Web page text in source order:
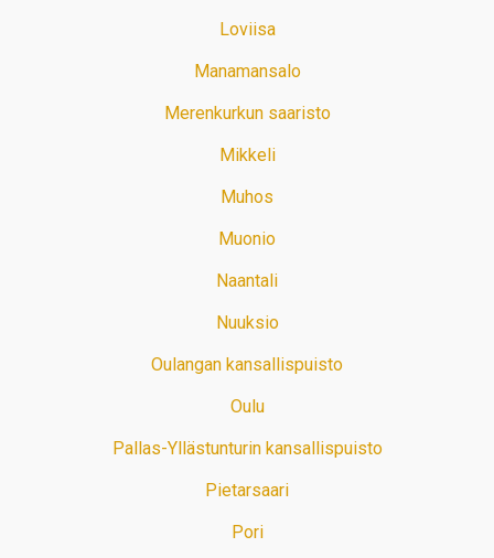
Loviisa
Manamansalo
Merenkurkun saaristo
Mikkeli
Muhos
Muonio
Naantali
Nuuksio
Oulangan kansallispuisto
Oulu
Pallas-Yllästunturin kansallispuisto
Pietarsaari
Pori